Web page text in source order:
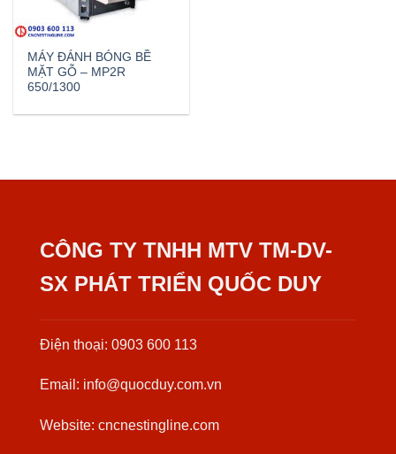
MÁY ĐÁNH BÓNG BỀ
MẶT GỖ – MP2R
650/1300
CÔNG TY TNHH MTV TM-DV-
SX PHÁT TRIỂN QUỐC DUY
Điện thoại: 0903 600 113
Email: info@quocduy.com.vn
Website: cncnestingline.com